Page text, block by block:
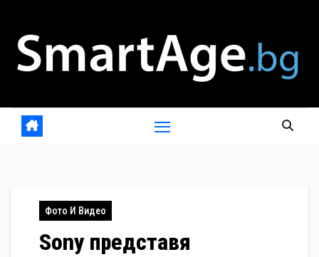
content
Фото И Видео
Sony представя